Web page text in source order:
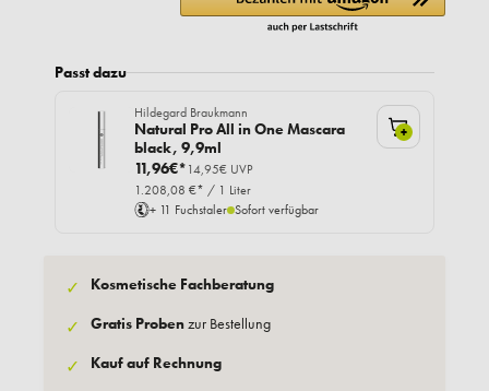
Passt dazu
Hildegard Braukmann
Natural Pro All in One Mascara
black, 9,9ml
11,96€*14,95€ UVP
1.208,08 €* / 1 Liter
+ 11 Fuchstaler Sofort verfügbar
+
✓ Kosmetische Fachberatung
✓ Gratis Probenzur Bestellung
✓ Kauf auf Rechnung